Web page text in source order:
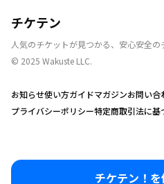
チケテン！
チケテン
人気のチケットが見つかる、安心安全の
© 2025 Wakuste LLC.
お知らせ使い方ガイドマガジンお問い合
プライバシーポリシー特定商取引法に基